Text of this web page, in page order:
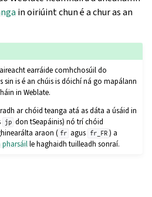
in oiriúint chun é a chur as an
earráide comhchosúil do
sin is é an chúis is dóichí ná go mapálann
in Weblate.
ar chóid teanga atá as dáta a úsáid in
jp don tSeapáinis) nó trí chóid
araon ( fr agus fr_FR ) a
pharsáille haghaidh tuilleadh sonraí.